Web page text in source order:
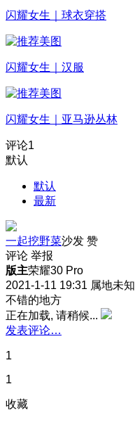
闪耀女生｜球衣穿搭
闪耀女生｜汉服
闪耀女生｜亚马逊丛林
评论1
默认
默认
最新
一起挖野菜沙发 赞
评论 举报
版主荣耀30 Pro
2021-1-11 19:31 属地未知
不错的地方
正在加载, 请稍候...
发表评论…
1
1
收藏